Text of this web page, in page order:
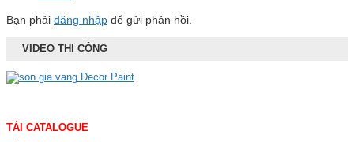
Bạn phải đăng nhập để gửi phản hồi.
VIDEO THI CÔNG
TẢI CATALOGUE